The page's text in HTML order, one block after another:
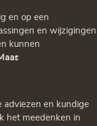
en op een
en wijzigingen
kunnen
adviezen en kundige
het meedenken in